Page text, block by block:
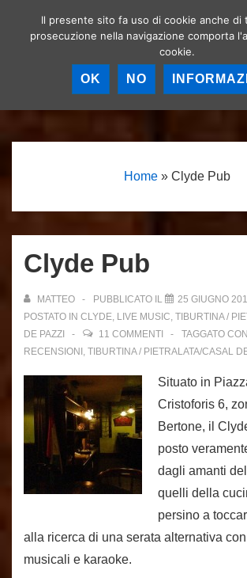
Birrerie artigianali a
Roma – La birra
artigianale nella
principale
Home» Clyde Pub
Clyde Pub
MATTEO PUBBLICATO IL
25 GIUGNO
POSTATO IN CLYDE, LIVE MUSIC, TIBURTINA /
DE PAZZI
11 COMMENTI TAGGATO CON
RECENSIONI , TIBURTINA / PIETRALATA/CASAL
Situato in
Cristoforis 6,
Bertone, il
posto
dagli amanti
quelli della
persino a
alla ricerca di una serata alternativa
musicali e karaoke.
Il presente sito fa uso di cookie anche di
prosecuzione nella navigazione comporta
cookie.
OK NO